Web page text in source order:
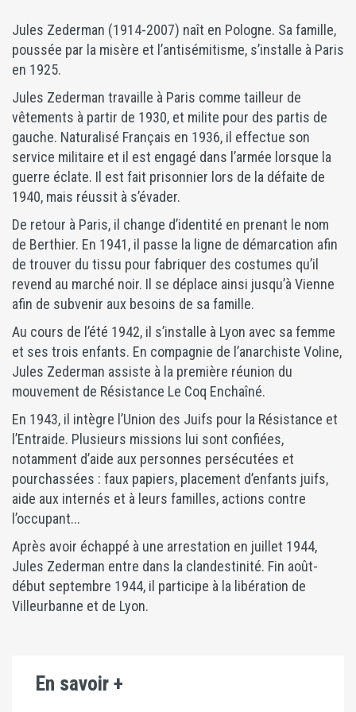
Jules Zederman (1914-2007) naît en Pologne. Sa famille,
poussée par la misère et l’antisémitisme, s’installe à Paris
en 1925.
Jules Zederman travaille à Paris comme tailleur de
vêtements à partir de 1930, et milite pour des partis de
gauche. Naturalisé Français en 1936, il effectue son
service militaire et il est engagé dans l’armée lorsque la
guerre éclate. Il est fait prisonnier lors de la défaite de
1940, mais réussit à s’évader.
De retour à Paris, il change d’identité en prenant le nom
de Berthier. En 1941, il passe la ligne de démarcation afin
de trouver du tissu pour fabriquer des costumes qu’il
revend au marché noir. Il se déplace ainsi jusqu’à Vienne
afin de subvenir aux besoins de sa famille.
Au cours de l’été 1942, il s’installe à Lyon avec sa femme
et ses trois enfants. En compagnie de l’anarchiste Voline,
Jules Zederman assiste à la première réunion du
mouvement de Résistance Le Coq Enchaîné.
En 1943, il intègre l’Union des Juifs pour la Résistance et
l’Entraide. Plusieurs missions lui sont confiées,
notamment d’aide aux personnes persécutées et
pourchassées : faux papiers, placement d’enfants juifs,
aide aux internés et à leurs familles, actions contre
l’occupant...
Après avoir échappé à une arrestation en juillet 1944,
Jules Zederman entre dans la clandestinité. Fin août-
début septembre 1944, il participe à la libération de
Villeurbanne et de Lyon.
En savoir +